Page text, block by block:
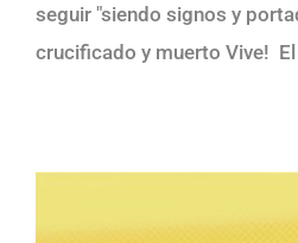
seguir "siendo signos y
crucificado y muerto Vive!